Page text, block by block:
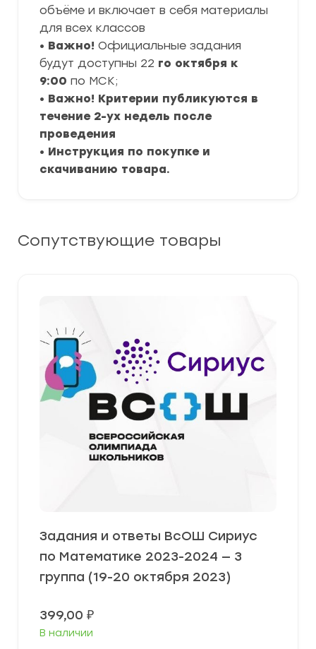
объёме и включает в себя материалы
для всех классов
• Важно! Официальные задания
будут доступны 22 го октября к
9:00 по МСК;
• Важно! Критерии публикуются в
течение 2-ух недель после
проведения
• Инструкция по покупке и
скачиванию товара.
Сопутствующие товары
Задания и ответы ВсОШ Сириус
по Математике 2023-2024 — 3
группа (19-20 октября 2023)
399,00 ₽
В наличии